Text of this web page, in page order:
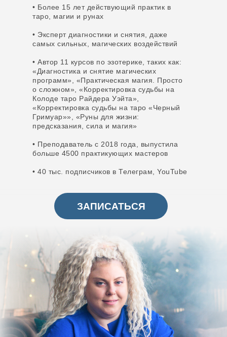
• Более 15 лет действующий практик в
таро, магии и рунах
• Эксперт диагностики и снятия, даже
самых сильных, магических воздействий
• Автор 11 курсов по эзотерике, таких как:
«‎Диагностика и снятие магических
программ», «‎Практическая магия. Просто
о сложном», «‎Корректировка судьбы на
Колоде таро Райдера Уэйта»,
«‎Корректировка судьбы на таро «Черный
Гримуар»», «‎Руны для жизни:
предсказания, сила и магия»
• Преподаватель с 2018 года, выпустила
больше 4500 практикующих мастеров
• 40 тыс. подписчиков в Телеграм, YouTube
ЗАПИСАТЬСЯ